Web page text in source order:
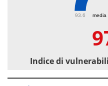
media
93.6
Indice di